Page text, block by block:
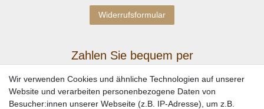
Widerrufsformular
Zahlen Sie bequem per
Wir verwenden Cookies und ähnliche Technologien auf unserer
Website und verarbeiten personenbezogene Daten von
Besucher:innen unserer Webseite (z.B. IP-Adresse), um z.B.